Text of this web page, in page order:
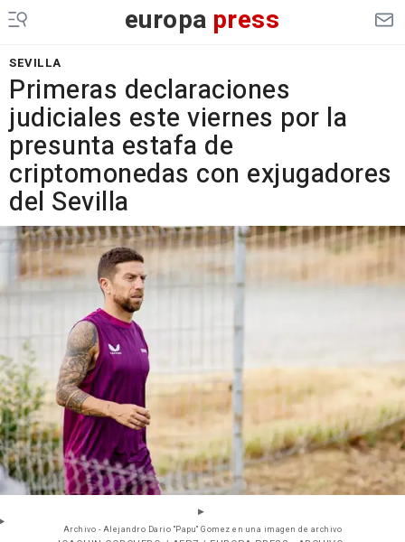
europa press
SEVILLA
Primeras declaraciones
judiciales este viernes por la
presunta estafa de
criptomonedas con exjugadores
del Sevilla
Archivo - Alejandro Dario "Papu" Gomez en una imagen de archivo